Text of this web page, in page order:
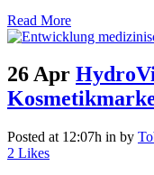
Read More
26 Apr
Posted at 12:07h in by
2 Likes